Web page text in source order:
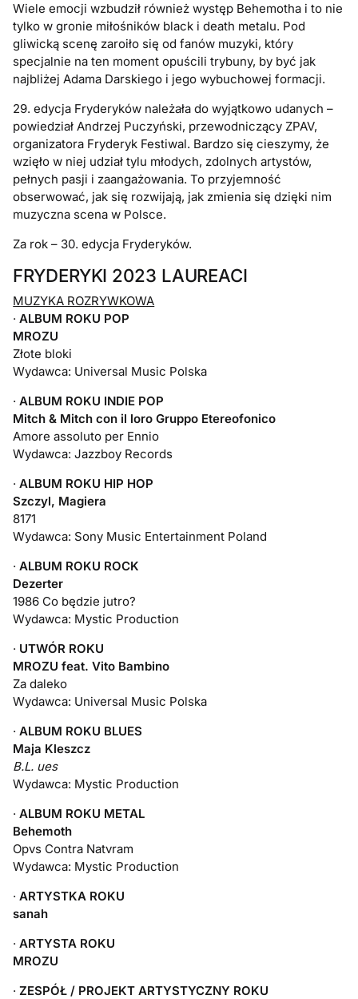
Wiele emocji wzbudził również występ Behemotha i to nie
tylko w gronie miłośników black i death metalu. Pod
gliwicką scenę zaroiło się od fanów muzyki, który
specjalnie na ten moment opuścili trybuny, by być jak
najbliżej Adama Darskiego i jego wybuchowej formacji.
29. edycja Fryderyków należała do wyjątkowo udanych –
powiedział Andrzej Puczyński, przewodniczący ZPAV,
organizatora Fryderyk Festiwal. Bardzo się cieszymy, że
wzięło w niej udział tylu młodych, zdolnych artystów,
pełnych pasji i zaangażowania. To przyjemność
obserwować, jak się rozwijają, jak zmienia się dzięki nim
muzyczna scena w Polsce.
Za rok – 30. edycja Fryderyków.
FRYDERYKI 2023 LAUREACI
MUZYKA ROZRYWKOWA
·ALBUM ROKU POP
MROZU
Złote bloki
Wydawca: Universal Music Polska
·ALBUM ROKU INDIE POP
Mitch & Mitch con il loro Gruppo Etereofonico
Amore assoluto per Ennio
Wydawca: Jazzboy Records
·ALBUM ROKU HIP HOP
Szczyl, Magiera
8171
Wydawca: Sony Music Entertainment Poland
·ALBUM ROKU ROCK
Dezerter
1986 Co będzie jutro?
Wydawca: Mystic Production
· UTWÓR ROKU
MROZU feat. Vito Bambino
Za daleko
Wydawca: Universal Music Polska
·ALBUM ROKU BLUES
Maja Kleszcz
B.L. ues
Wydawca: Mystic Production
·ALBUM ROKU METAL
Behemoth
Opvs Contra Natvram
Wydawca: Mystic Production
·ARTYSTKA ROKU
sanah
·ARTYSTA ROKU
MROZU
·ZESPÓŁ / PROJEKT ARTYSTYCZNY ROKU